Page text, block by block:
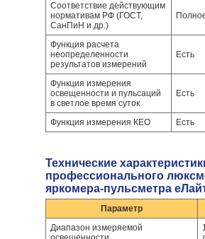
Соответствие действующим
нормативам РФ (ГОСТ,
СанПиН и др.)
Функция расчета
неопределенности
результатов измерений
Есть
Функция измерения
освещенности и пульсаций
в светлое время суток
Есть
Функция измерения КЕО Есть
Технические
профессионального
яркомера-пульсметра
Параметр
Диапазон измеряемой